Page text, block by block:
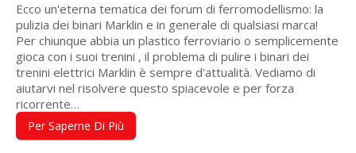
Ecco un'eterna tematica dei forum di ferromodellismo: la
pulizia dei binari Marklin e in generale di qualsiasi marca!
Per chiunque abbia un plastico ferroviario o semplicemente
gioca con i suoi trenini , il problema di pulire i binari dei
trenini elettrici Marklin è sempre d'attualità. Vediamo di
aiutarvi nel risolvere questo spiacevole e per forza
ricorrente…
Per Saperne Di Più